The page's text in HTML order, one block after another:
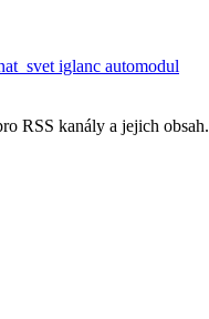
iglanc automodul
RSS kanály a jejich obsah.